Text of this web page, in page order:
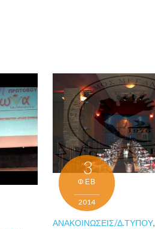
3
ΦΕΒ
2014
ΑΝΑΚΟΙΝΏΣΕΙΣ/Δ.ΤΎΠΟΥ,